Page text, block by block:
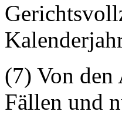
(7) Von den
Fällen und